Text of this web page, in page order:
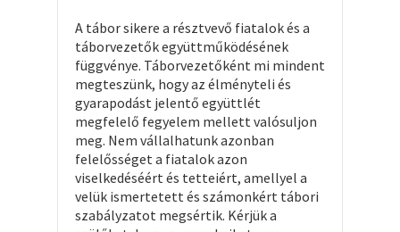
A tábor sikere a résztvevő fiatalok és a
táborvezetők együttműködésének
függvénye. Táborvezetőként mi mindent
megteszünk, hogy az élményteli és
gyarapodást jelentő együttlét
megfelelő fegyelem mellett valósuljon
meg. Nem vállalhatunk azonban
felelősséget a fiatalok azon
viselkedéséért és tetteiért, amellyel a
velük ismertetett és számonkért tábori
szabályzatot megsértik. Kérjük a